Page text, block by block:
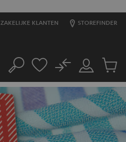
ZAKELIJKE KLANTEN STOREFINDER
Zoeken
Mijn
account
No